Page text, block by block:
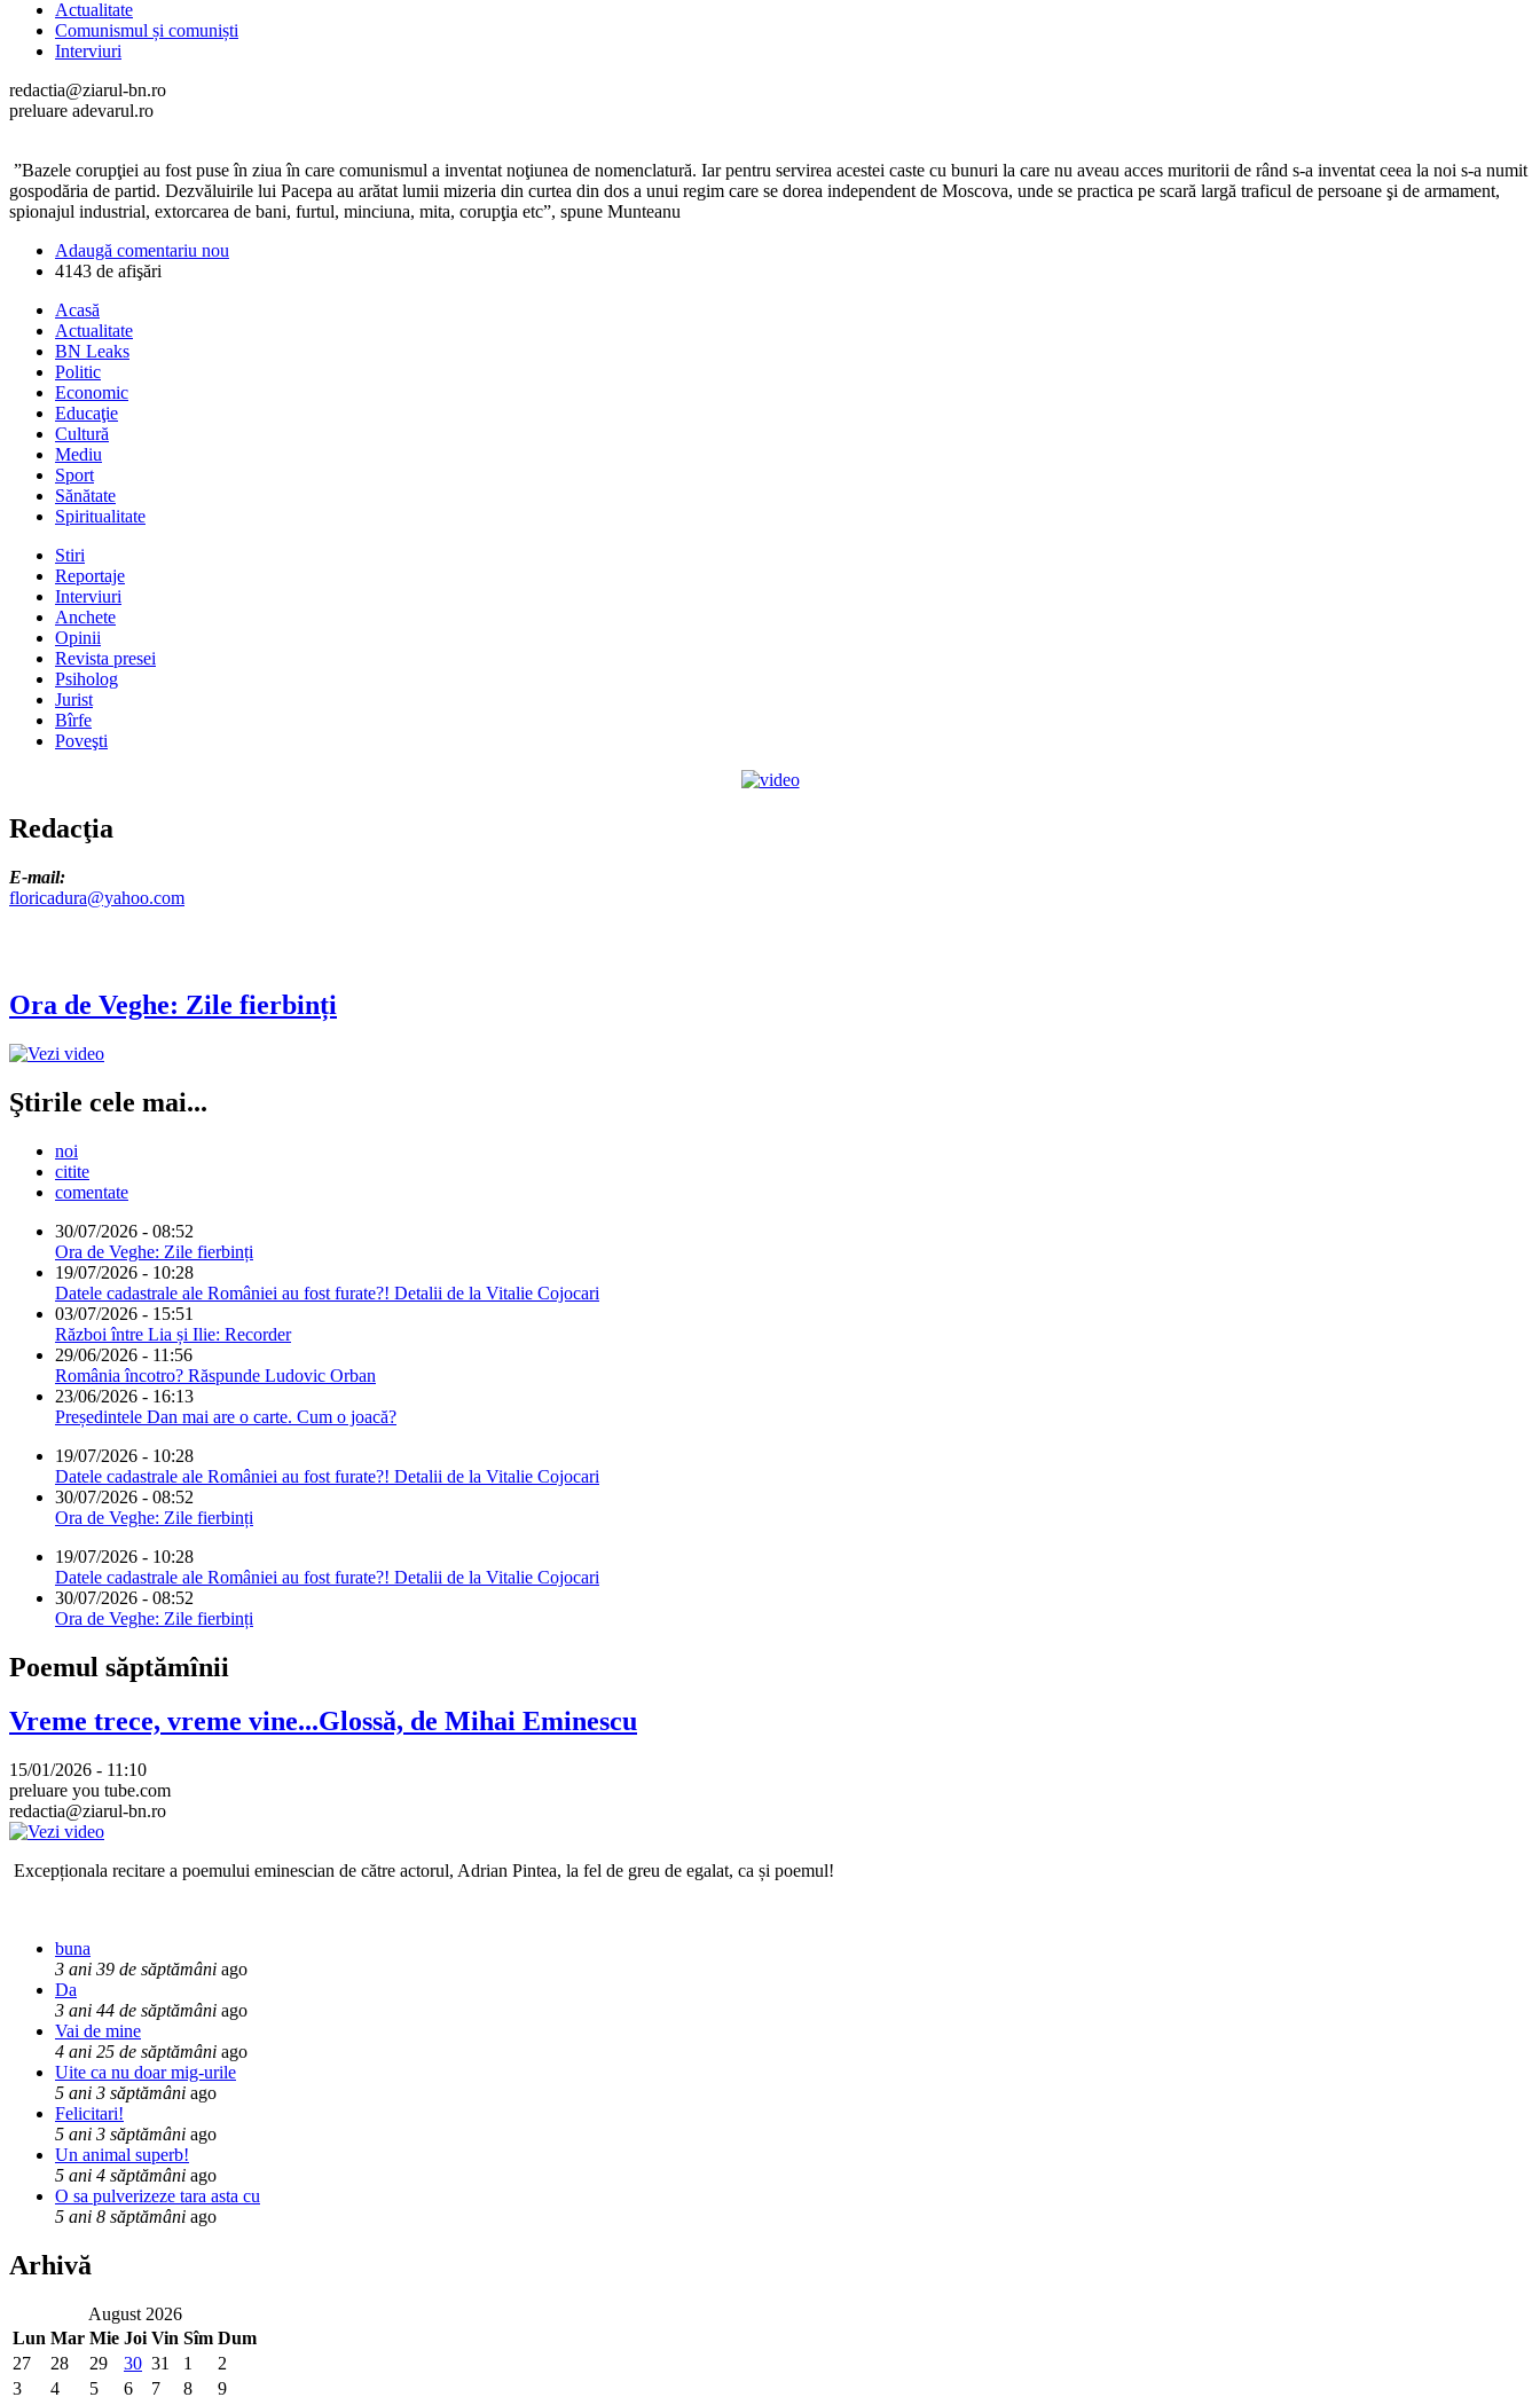
Actualitate
Comunismul și comuniști
Interviuri
redactia@ziarul-bn.ro
preluare adevarul.ro
”Bazele corupţiei au fost puse în ziua în care comunismul a inventat noţiunea de nomenclatură. Iar pentru servirea acestei caste cu bunuri la care nu aveau acces muritorii de rând s-a inventat ceea la noi s-a numit
gospodăria de partid. Dezvăluirile lui Pacepa au arătat lumii mizeria din curtea din dos a unui regim care se dorea independent de Moscova, unde se practica pe scară largă traficul de persoane şi de armament,
spionajul industrial, extorcarea de bani, furtul, minciuna, mita, corupţia etc”, spune Munteanu
Adaugă comentariu nou
4143 de afişări
Acasă
Actualitate
BN Leaks
Politic
Economic
Educaţie
Cultură
Mediu
Sport
Sănătate
Spiritualitate
Stiri
Reportaje
Interviuri
Anchete
Opinii
Revista presei
Psiholog
Jurist
Bîrfe
Poveşti
Redacţia
E-mail:
floricadura@yahoo.com
Ora de Veghe: Zile fierbinți
Ştirile cele mai...
noi
citite
comentate
30/07/2026 - 08:52
Ora de Veghe: Zile fierbinți
19/07/2026 - 10:28
Datele cadastrale ale României au fost furate?! Detalii de la Vitalie Cojocari
03/07/2026 - 15:51
Război între Lia și Ilie: Recorder
29/06/2026 - 11:56
România încotro? Răspunde Ludovic Orban
23/06/2026 - 16:13
Președintele Dan mai are o carte. Cum o joacă?
19/07/2026 - 10:28
Datele cadastrale ale României au fost furate?! Detalii de la Vitalie Cojocari
30/07/2026 - 08:52
Ora de Veghe: Zile fierbinți
19/07/2026 - 10:28
Datele cadastrale ale României au fost furate?! Detalii de la Vitalie Cojocari
30/07/2026 - 08:52
Ora de Veghe: Zile fierbinți
Poemul săptămînii
Vreme trece, vreme vine...Glossă, de Mihai Eminescu
15/01/2026 - 11:10
preluare you tube.com
redactia@ziarul-bn.ro
Excepționala recitare a poemului eminescian de către actorul, Adrian Pintea, la fel de greu de egalat, ca și poemul!
buna
3 ani 39 de săptămâni ago
Da
3 ani 44 de săptămâni ago
Vai de mine
4 ani 25 de săptămâni ago
Uite ca nu doar mig-urile
5 ani 3 săptămâni ago
Felicitari!
5 ani 3 săptămâni ago
Un animal superb!
5 ani 4 săptămâni ago
O sa pulverizeze tara asta cu
5 ani 8 săptămâni ago
Arhivă
August 2026
Lun Mar Mie Joi Vin Sîm Dum
27
28 29 30 31 1
2
3
4 5 6 7 8
9